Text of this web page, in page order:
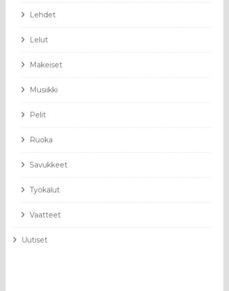
Lehdet
Lelut
Makeiset
Musiikki
Pelit
Ruoka
Savukkeet
Työkalut
Vaatteet
Uutiset